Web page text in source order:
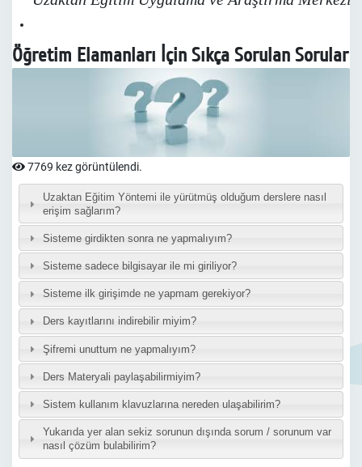
Öğretim Elamanları İçin Sıkça Sorulan Sorular
7769 kez görüntülendi.